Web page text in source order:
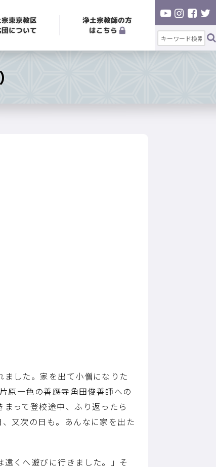
東京教区
について
浄土宗教師の方
はこちら
した。家を出て小僧になりた
原一色の善應寺角田俊善師への
って登校途中、ふり返ったら
又次の日も。あんなに家を出た
くへ遊びに行きました。」そ